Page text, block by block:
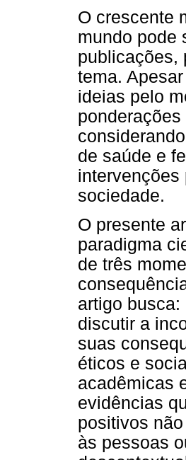
O crescente
mundo pode
publicações,
tema.
ideias pelo
de saúde e
intervenções
sociedade.
O presente
paradigma
de três
artigo
discutir a
suas
éticos e
acadêmicas
evidências
positivos
às pessoas